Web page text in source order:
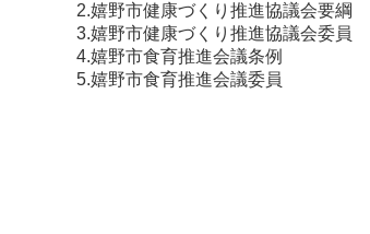
2.嬉野市健康づくり推進協議会要綱
3.嬉野市健康づくり推進協議会委員
4.嬉野市食育推進会議条例
5.嬉野市食育推進会議委員